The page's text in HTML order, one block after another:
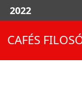
CAFÉS
2022